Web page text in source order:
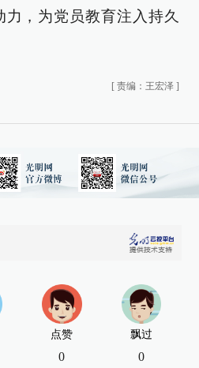
，为党员教育注入持久
[ 责编：王宏泽 ]
点赞
0
飘过
0